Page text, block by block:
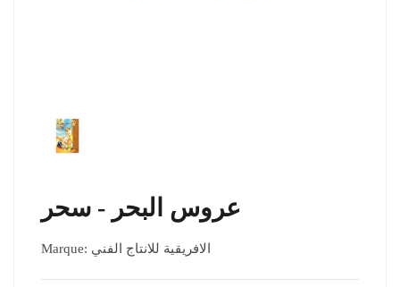
عروس البحر - سحر
Marque: الافريقية للانتاج الفني